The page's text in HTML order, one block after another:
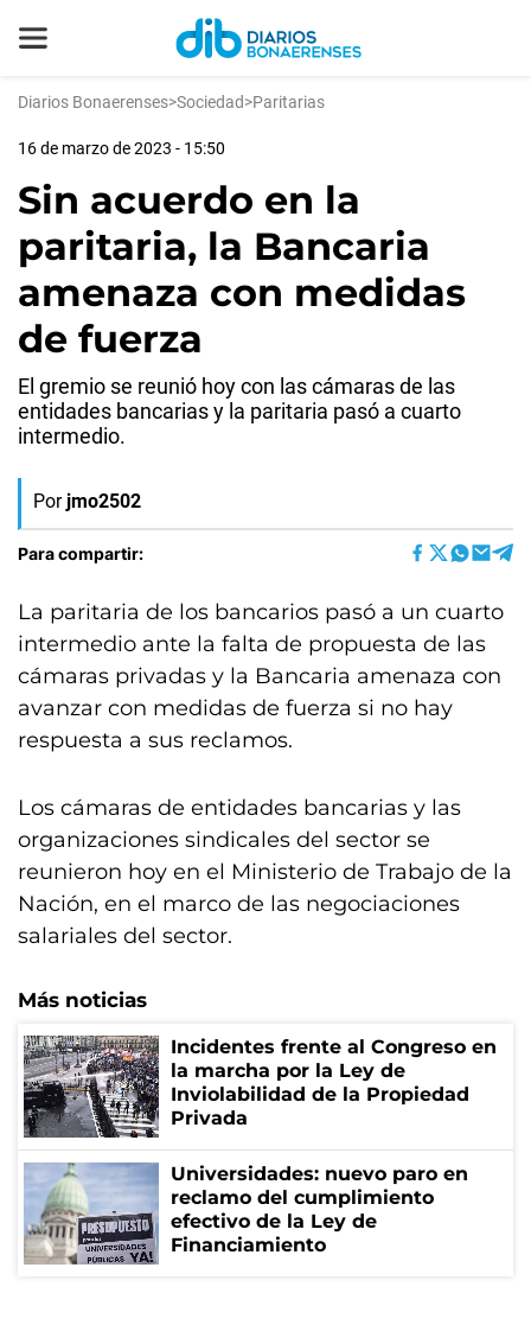
Diarios Bonaerenses>Sociedad>Paritarias
16 de marzo de 2023 - 15:50
Sin acuerdo en la
paritaria, la Bancaria
amenaza con medidas
de fuerza
El gremio se reunió hoy con las cámaras de las
entidades bancarias y la paritaria pasó a cuarto
intermedio.
Por jmo2502
Para compartir:
La paritaria de los bancarios pasó a un cuarto
intermedio ante la falta de propuesta de las
cámaras privadas y la Bancaria amenaza con
avanzar con medidas de fuerza si no hay
respuesta a sus reclamos.
Los cámaras de entidades bancarias y las
organizaciones sindicales del sector se
reunieron hoy en el Ministerio de Trabajo de la
Nación, en el marco de las negociaciones
salariales del sector.
Más noticias
Incidentes frente al Congreso en
la marcha por la Ley de
Inviolabilidad de la Propiedad
Privada
Universidades: nuevo paro en
reclamo del cumplimiento
efectivo de la Ley de
Financiamiento